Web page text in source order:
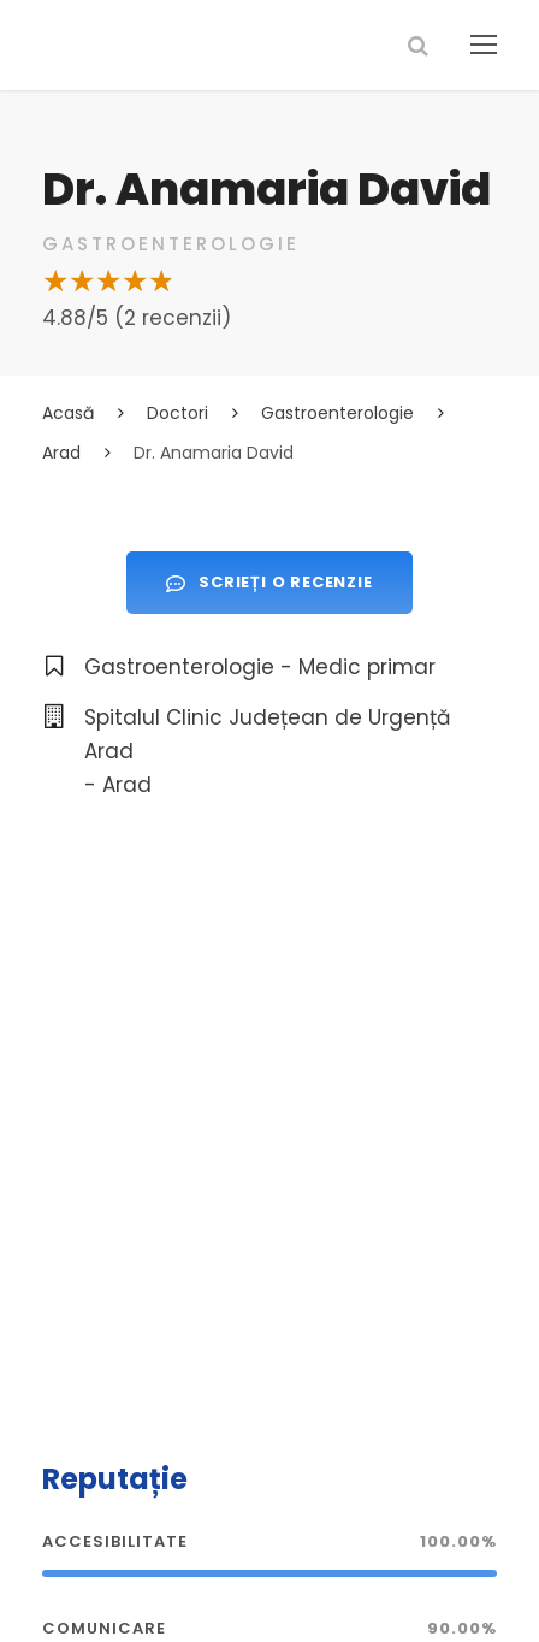
Dr. Anamaria David
GASTROENTEROLOGIE
4.88/5 (2 recenzii)
Acasă Doctori
Gastroenterologie
Arad
Dr. Anamaria David
SCRIEȚI O RECENZIE
Gastroenterologie - Medic primar
Spitalul Clinic Județean de Urgență
Arad
- Arad
Reputație
ACCESIBILITATE 100.00%
COMUNICARE 90.00%